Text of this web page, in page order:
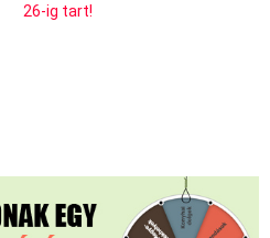
26-ig tart!